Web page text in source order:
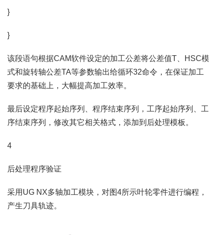
}
}
该段语句根据CAM软件设定的加工公差将公差值T、HSC模
式和旋转轴公差TA等参数输出给循环32命令，在保证加工
要求的基础上，大幅提高加工效率。
最后设定程序起始序列、程序结束序列，工序起始序列、工
序结束序列，修改其它相关格式，添加到后处理模板。
4
后处理程序验证
采用UG NX多轴加工模块，对图4所示叶轮零件进行编程，
产生刀具轨迹。